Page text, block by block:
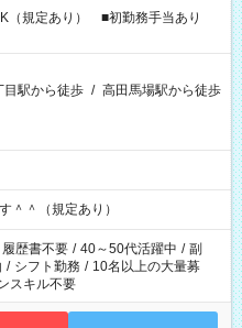
（規定あり） ■初勤務手当あり
目駅から徒歩 / 高田馬場駅から徒歩
＾（規定あり）
履歴書不要 / 40～50代活躍中 / 副
/ シフト勤務 / 10名以上の大量募
スキル不要